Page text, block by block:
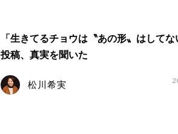
「生きてるチョウは〝あの形〟はして
投稿、真実を聞いた
松川希実